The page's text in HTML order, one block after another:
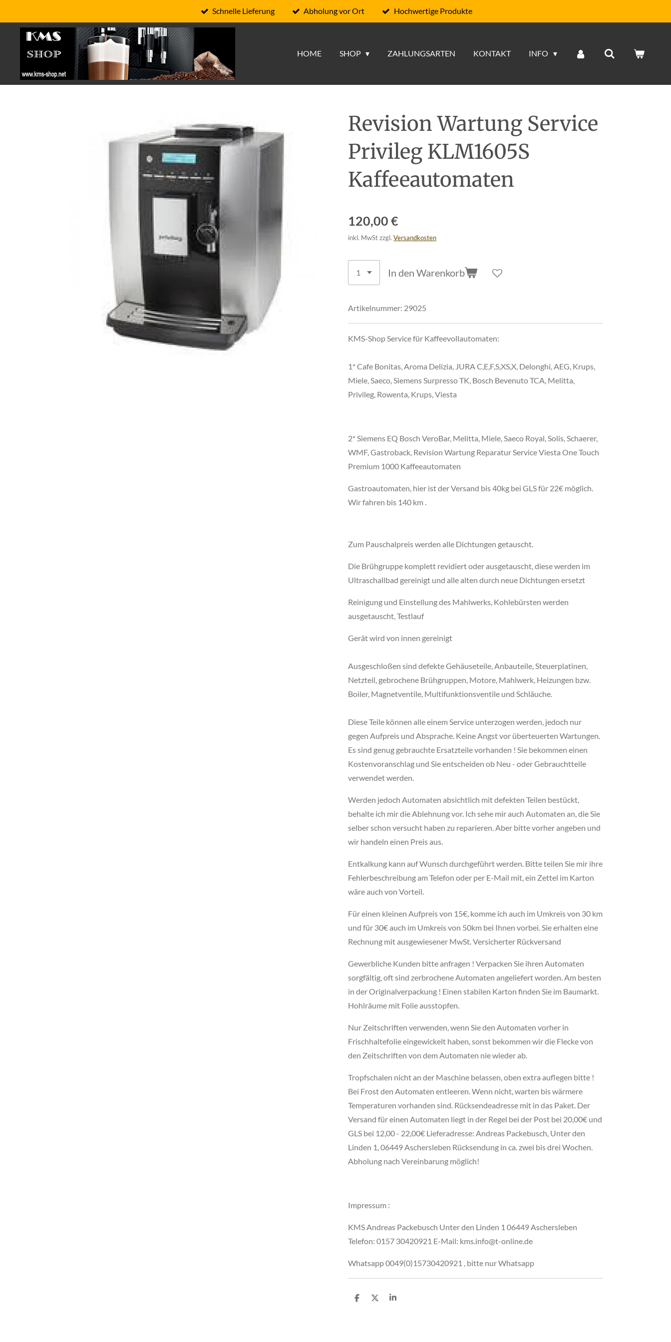
Hauptinhalt
springen
Schnelle Lieferung Abholung vor Ort Hochwertige Produkte
HOME SHOP ZAHLUNGSARTEN KONTAKT INFO
Revision Wartung Service
Privileg KLM1605S
Kaffeeautomaten
120,00 €
inkl. MwSt zzgl. Versandkosten
In den Warenkorb
Artikelnummer: 29025
KMS-Shop Service für Kaffeevollautomaten:
1* Cafe Bonitas, Aroma Delizia, JURA C,E,F,S,XS,X, Delonghi, AEG, Krups,
Miele, Saeco, Siemens Surpresso TK, Bosch Bevenuto TCA, Melitta,
Privileg, Rowenta, Krups, Viesta
2* Siemens EQ Bosch VeroBar, Melitta, Miele, Saeco Royal, Solis, Schaerer,
WMF, Gastroback, Revision Wartung Reparatur Service Viesta One Touch
Premium 1000 Kaffeeautomaten
Gastroautomaten, hier ist der Versand bis 40kg bei GLS für 22€ möglich.
Wir fahren bis 140 km .
Zum Pauschalpreis werden alle Dichtungen getauscht.
Die Brühgruppe komplett revidiert oder ausgetauscht, diese werden im
Ultraschallbad gereinigt und alle alten durch neue Dichtungen ersetzt
Reinigung und Einstellung des Mahlwerks, Kohlebürsten werden
ausgetauscht, Testlauf
Gerät wird von innen gereinigt
Ausgeschloßen sind defekte Gehäuseteile, Anbauteile, Steuerplatinen,
Netzteil, gebrochene Brühgruppen, Motore, Mahlwerk, Heizungen bzw.
Boiler, Magnetventile, Multifunktionsventile und Schläuche.
Diese Teile können alle einem Service unterzogen werden, jedoch nur
gegen Aufpreis und Absprache. Keine Angst vor überteuerten Wartungen.
Es sind genug gebrauchte Ersatzteile vorhanden ! Sie bekommen einen
Kostenvoranschlag und Sie entscheiden ob Neu - oder Gebrauchtteile
verwendet werden.
Werden jedoch Automaten absichtlich mit defekten Teilen bestückt,
behalte ich mir die Ablehnung vor. Ich sehe mir auch Automaten an, die Sie
selber schon versucht haben zu reparieren. Aber bitte vorher angeben und
wir handeln einen Preis aus.
Entkalkung kann auf Wunsch durchgeführt werden. Bitte teilen Sie mir ihre
Fehlerbeschreibung am Telefon oder per E-Mail mit, ein Zettel im Karton
wäre auch von Vorteil.
Für einen kleinen Aufpreis von 15€, komme ich auch im Umkreis von 30 km
und für 30€ auch im Umkreis von 50km bei Ihnen vorbei. Sie erhalten eine
Rechnung mit ausgewiesener MwSt. Versicherter Rückversand
Gewerbliche Kunden bitte anfragen ! Verpacken Sie ihren Automaten
sorgfältig, oft sind zerbrochene Automaten angeliefert worden. Am besten
in der Originalverpackung ! Einen stabilen Karton finden Sie im Baumarkt.
Hohlräume mit Folie ausstopfen.
Nur Zeitschriften verwenden, wenn Sie den Automaten vorher in
Frischhaltefolie eingewickelt haben, sonst bekommen wir die Flecke von
den Zeitschriften von dem Automaten nie wieder ab.
Tropfschalen nicht an der Maschine belassen, oben extra auflegen bitte !
Bei Frost den Automaten entleeren. Wenn nicht, warten bis wärmere
Temperaturen vorhanden sind. Rücksendeadresse mit in das Paket. Der
Versand für einen Automaten liegt in der Regel bei der Post bei 20,00€ und
GLS bei 12,00 - 22,00€ Lieferadresse: Andreas Packebusch, Unter den
Linden 1, 06449 Aschersleben Rücksendung in ca. zwei bis drei Wochen.
Abholung nach Vereinbarung möglich!
Impressum :
KMS Andreas Packebusch Unter den Linden 1 06449 Aschersleben
Telefon: 0157 30420921 E-Mail: kms.info@t-online.de
Whatsapp 0049(0)15730420921 , bitte nur Whatsapp
T
T
T